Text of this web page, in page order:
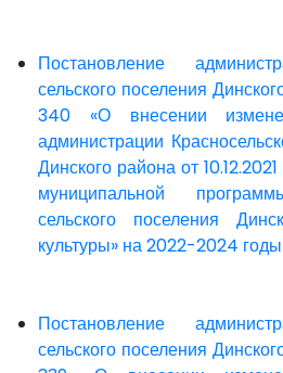
Постановление
сельского поселения
340 «О внесении
администрации
Динского района от
муниципальной
сельского поселения
культуры» на 2022-2024
Постановление
сельского поселения